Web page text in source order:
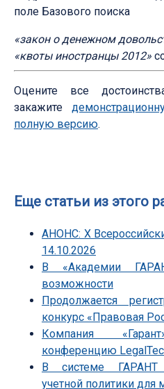
поле Базового поиска
«закон о денежном
«квоты иностранцы 2012»
Оцените все
закажите
полную версию.
Еще статьи из этого
АНОНС: Х
14.10.2026
В «Академии
возможности
Продолжается
конкурс «Правовая
Компания
конференцию
В системе ГАРАНТ
учетной политики